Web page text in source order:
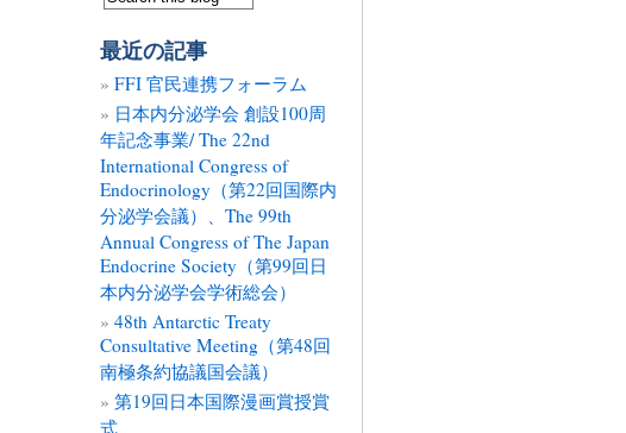
最近の記事
FFI 官民連携フォーラム
日本内分泌学会 創設100周
年記念事業/ The 22nd
International Congress of
Endocrinology（第22回国際内
分泌学会議）、The 99th
Annual Congress of The Japan
Endocrine Society（第99回日
本内分泌学会学術総会）
48th Antarctic Treaty
Consultative Meeting（第48回
南極条約協議国会議）
第19回日本国際漫画賞授賞
式